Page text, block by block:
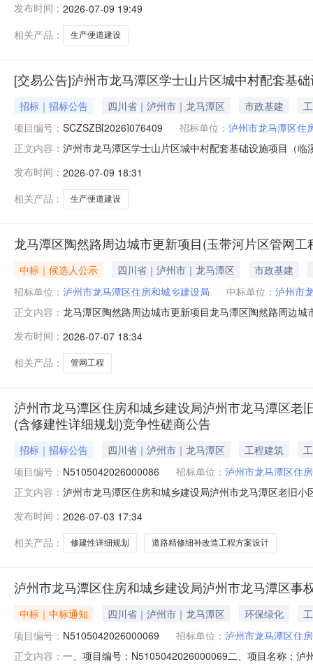
生产便道）采用竞争性磋商方式进行采购，特邀请符合
名称：泸州市龙马潭区学士山片区
发布时间： 2026-07-09 19:49
相关产品：
生产便道建设
[交易公告]泸州市龙马潭区学士山片区城中村配套基
招标｜招标公告 四川省｜泸州市｜龙马潭区 市政基建
项目编号： SCZSZB[2026]076409 招标单位： 泸州市龙马潭区住
正文内容： 泸州市龙马潭区学士山片区城中村配套基础设施项目（
磋商。一、采购项目基本情况：1.项目编号：SCZSZB
况：资金来源：已落实。三、采购
发布时间： 2026-07-09 18:31
相关产品：
生产便道建设
龙马潭区陶然路周边城市更新项目(玉带河片区管网工
中标｜候选人公示 四川省｜泸州市｜龙马潭区
市政基建
招标单位： 泸州市龙马潭区住房和城乡建设局 中标单位： 泸州市
正文内容： 龙马潭区陶然路周边城市更新项目龙马潭区陶然路周边
2709513招标代理机构四川巨伦工程项目管理有限公司
发布时间： 2026-07-07 18:34
相关产品：
管网工程
泸州市龙马潭区住房和城乡建设局泸州市龙马潭区
(含修建性详细规划)竞争性磋商公告
招标｜招标公告 四川省｜泸州市｜龙马潭区 工程建筑
项目编号： N5105042026000086 招标单位： 泸州市龙马潭区住
正文内容： 泸州市龙马潭区住房和城乡建设局泸州市龙马潭区老旧
省政府采购一体化平台项目电子化交易系统（以下简称“
化交易系统实行电子化采购。一、项目
发布时间： 2026-07-03 17:34
相关产品：
修建性详细规划 道路精修细补改造工程方案设计
泸州市龙马潭区住房和城乡建设局泸州市龙马潭区
中标｜中标通知 四川省｜泸州市｜龙马潭区 环保绿化
项目编号： N5105042026000069 招标单位： 泸州市龙马潭区住
正文内容： 一、项目编号：N5105042026000069二、项目名称：泸